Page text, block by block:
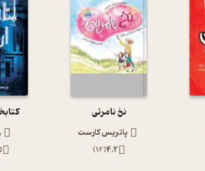
نخ نامرئی
پاتریس کارست
4.2
(
12
)